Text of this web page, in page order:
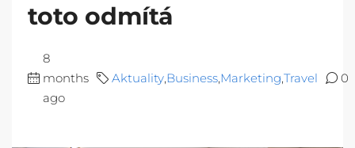
toto odmítá
8
months
ago
Aktuality,Business,Marketing,Travel 0